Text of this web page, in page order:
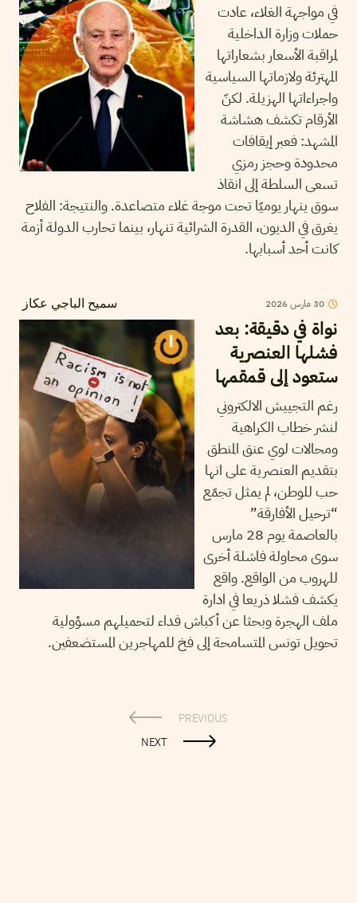
في مواجهة الغلاء، عادت
حملات وزارة الداخلية
لمراقبة الأسعار بشعاراتها
المهترئة ولازماتها السياسية
واجراءاتها الهزيلة. لكنّ
الأرقام تكشف هشاشة
المشهد: فعبر إيقافات
محدودة وحجز رمزي
تسعى السلطة إلى انقاذ
سوق ينهار يوميّا تحت موجة غلاء متصاعدة. والنتيجة: الفلاح
يغرق في الديون، القدرة الشرائية تنهار، بينما تحارب الدولة أزمة
كانت أحد أسبابها.
سميح الباجي عكاز 30 مارس2026
نواة في دقيقة: بعد
فشلها العنصرية
ستعود إلى قمقمها
رغم التجييش الالكتروني
لنشر خطاب الكراهية
ومحالات لوي عنق المنطق
بتقديم العنصرية على انها
حب للوطن، لم يمثل تجمّع
“ترحيل الأفارقة”
بالعاصمة يوم 28 مارس
سوى محاولة فاشلة أخرى
للهروب من الواقع. واقع
يكشف فشلا ذريعا في ادارة
ملف الهجرة وبحثا عن أكباش فداء لتحميلهم مسؤولية
تحويل تونس المتسامحة إلى فخ للمهاجرين المستضعفين.
PREVIOUS
NEXT